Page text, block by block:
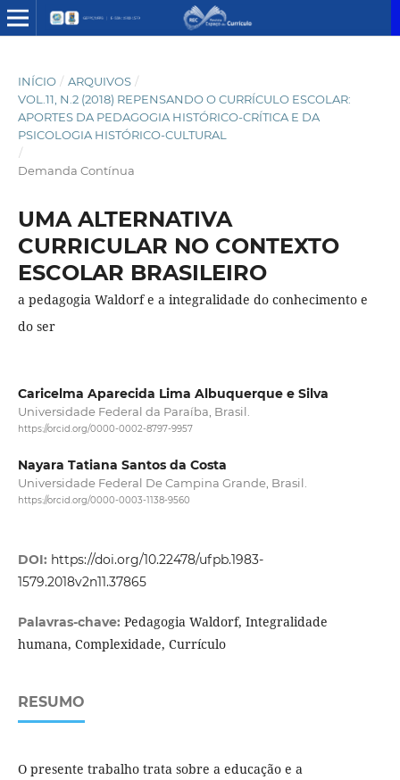
INÍCIO / ARQUIVOS /
VOL.11, N.2 (2018) REPENSANDO O CURRÍCULO ESCOLAR:
APORTES DA PEDAGOGIA HISTÓRICO-CRÍTICA E DA
PSICOLOGIA HISTÓRICO-CULTURAL
/
Demanda Contínua
UMA ALTERNATIVA
CURRICULAR NO CONTEXTO
ESCOLAR BRASILEIRO
a pedagogia Waldorf e a integralidade do conhecimento e
do ser
Caricelma Aparecida Lima Albuquerque e Silva
Universidade Federal da Paraíba, Brasil.
https://orcid.org/0000-0002-8797-9957
Nayara Tatiana Santos da Costa
Universidade Federal De Campina Grande, Brasil.
https://orcid.org/0000-0003-1138-9560
DOI: https://doi.org/10.22478/ufpb.1983-
1579.2018v2n11.37865
Palavras-chave: Pedagogia Waldorf, Integralidade
humana, Complexidade, Currículo
RESUMO
O presente trabalho trata sobre a educação e a